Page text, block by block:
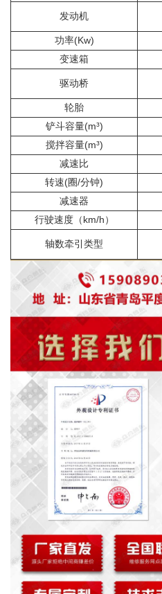
发动机
功率(Kw)
变速箱
驱动桥
轮胎
铲斗容量(m³)
搅拌容量(m³)
减速比
转速(圈/分钟)
减速器
行驶速度（km/h）
轴数牵引类型